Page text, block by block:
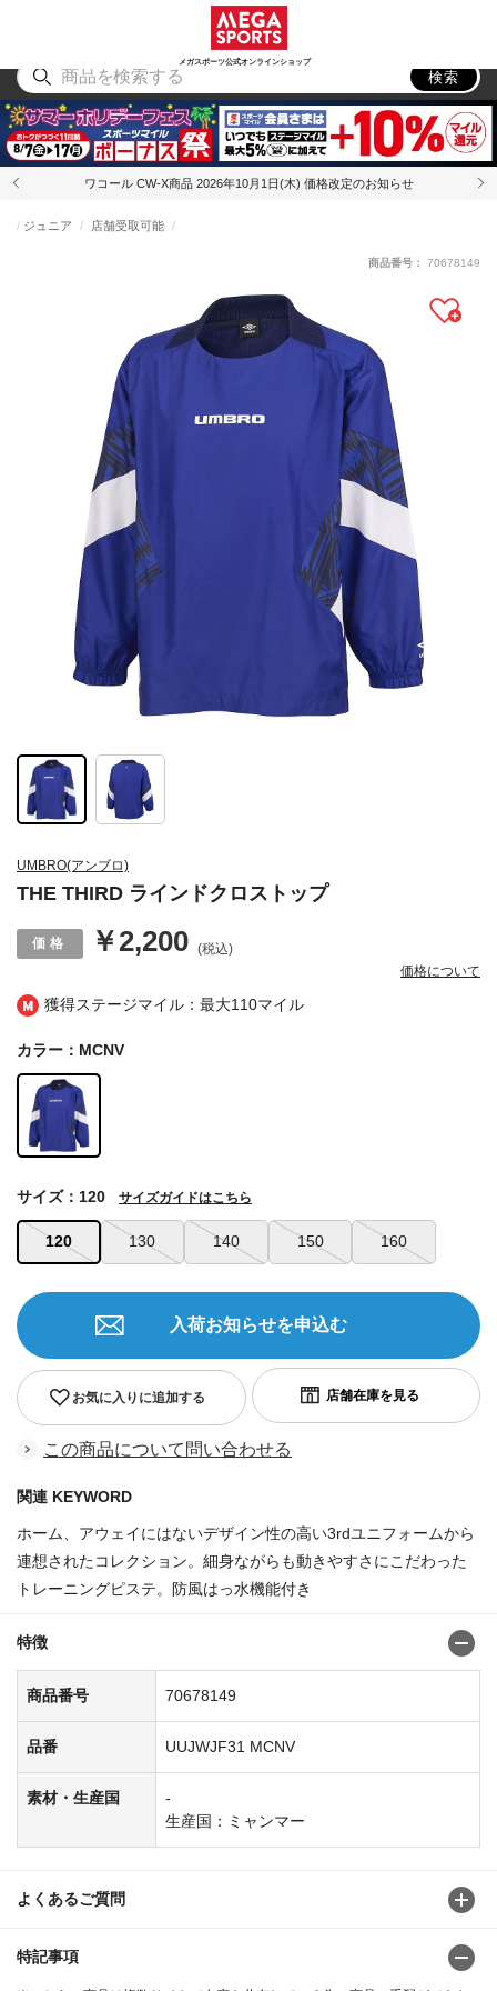
メガスポーツ公式オンラインショップ
アウトドア
検索
ワコール CW-X商品 2026年10月1日(木) 価格改定のお知らせ
獲得ステージマイル：最大110マイル
UMBRO(アンブロ)
THE THIRD ラインドクロストップ
ジュニア 店舗受取可能
￥2,200 (税込)
価格について
商品番号： 70678149
カラー：MCNV
120 130 140 150 160
サイズ：120 サイズガイドはこちら
お気に入りに追加する
入荷お知らせを申込む
この商品について問い合わせる
関連 KEYWORD
ホーム、アウェイにはないデザイン性の高い3rdユニフォームから
連想されたコレクション。細身ながらも動きやすさにこだわった
トレーニングピステ。防風はっ水機能付き
特徴
商品番号 70678149
品番 UUJWJF31 MCNV
素材・生産国
-
生産国：ミャンマー
よくあるご質問
特記事項